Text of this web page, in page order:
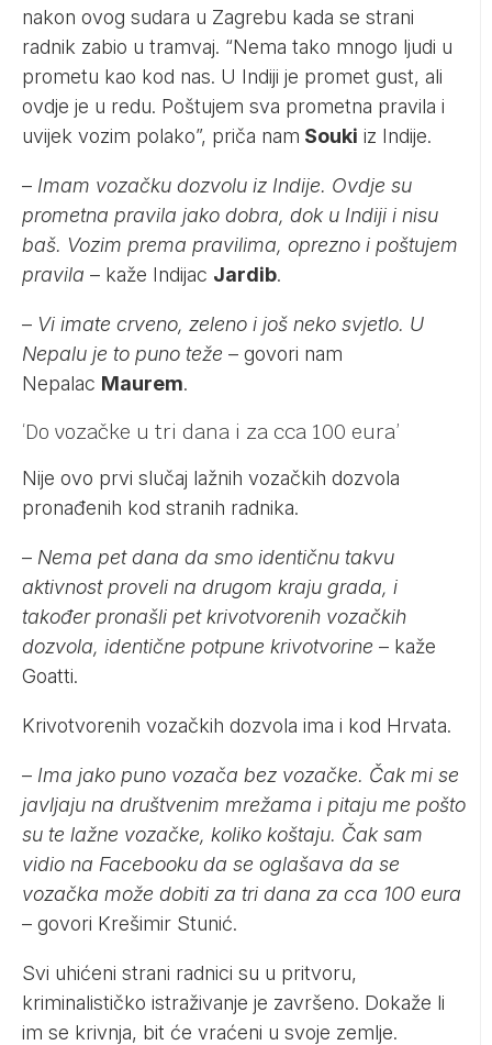
nakon ovog sudara u Zagrebu kada se strani
radnik zabio u tramvaj. “Nema tako mnogo ljudi u
prometu kao kod nas. U Indiji je promet gust, ali
ovdje je u redu. Poštujem sva prometna pravila i
uvijek vozim polako”, priča nam Souki iz Indije.
– Imam vozačku dozvolu iz Indije. Ovdje su
prometna pravila jako dobra, dok u Indiji i nisu
baš. Vozim prema pravilima, oprezno i poštujem
pravila – kaže Indijac Jardib.
– Vi imate crveno, zeleno i još neko svjetlo. U
Nepalu je to puno teže – govori nam
Nepalac Maurem.
‘Do vozačke u tri dana i za cca 100 eura’
Nije ovo prvi slučaj lažnih vozačkih dozvola
pronađenih kod stranih radnika.
– Nema pet dana da smo identičnu takvu
aktivnost proveli na drugom kraju grada, i
također pronašli pet krivotvorenih vozačkih
dozvola, identične potpune krivotvorine – kaže
Goatti.
Krivotvorenih vozačkih dozvola ima i kod Hrvata.
– Ima jako puno vozača bez vozačke. Čak mi se
javljaju na društvenim mrežama i pitaju me pošto
su te lažne vozačke, koliko koštaju. Čak sam
vidio na Facebooku da se oglašava da se
vozačka može dobiti za tri dana za cca 100 eura
– govori Krešimir Stunić.
Svi uhićeni strani radnici su u pritvoru,
kriminalističko istraživanje je završeno. Dokaže li
im se krivnja, bit će vraćeni u svoje zemlje.